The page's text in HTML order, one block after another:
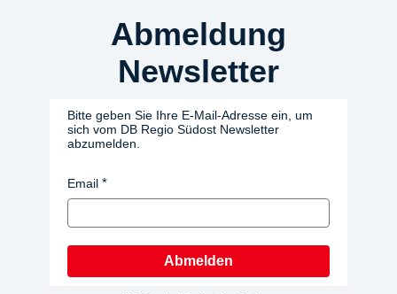
Abmeldung
Newsletter
Bitte geben Sie Ihre E-Mail-Adresse ein, um
sich vom DB Regio Südost Newsletter
abzumelden.
Email
Abmelden